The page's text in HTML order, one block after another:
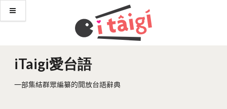
iTaigi愛台語
一部集結群眾編纂的開放台語辭典